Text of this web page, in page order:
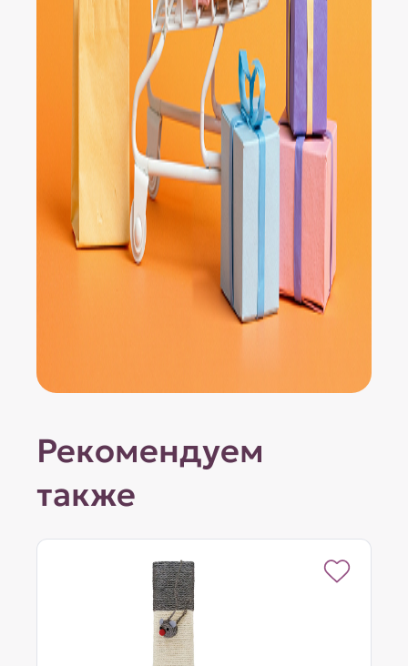
Рекомендуем
также